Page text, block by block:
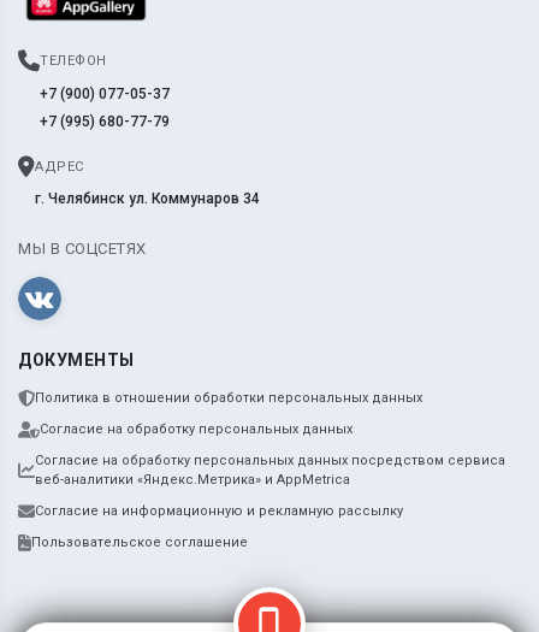
ТЕЛЕФОН
+7 (900) 077-05-37
+7 (995) 680-77-79
АДРЕС
г. Челябинск ул. Коммунаров 34
МЫ В СОЦСЕТЯХ
ДОКУМЕНТЫ
Политика в отношении обработки персональных данных
Согласие на обработку персональных данных
Согласие на обработку персональных данных посредством сервиса
веб-аналитики «Яндекс.Метрика» и AppMetrica
Согласие на информационную и рекламную рассылку
Пользовательское соглашение
phone_iphone